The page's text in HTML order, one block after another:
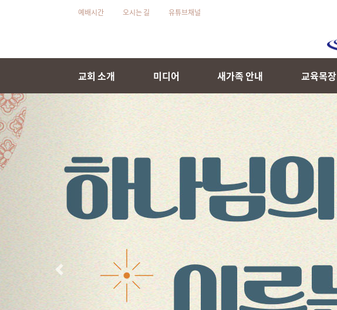
예배시간 오시는 길 유튜브채널
교회 소개 미디어 새가족 안내 교육목장
이전